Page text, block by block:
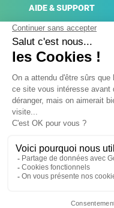
AIDE & SUPPORT
ACTUALITÉS